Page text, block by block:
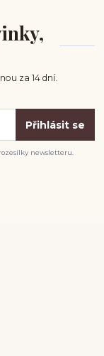
za 14 dní.
Přihlásit se
newsletteru.